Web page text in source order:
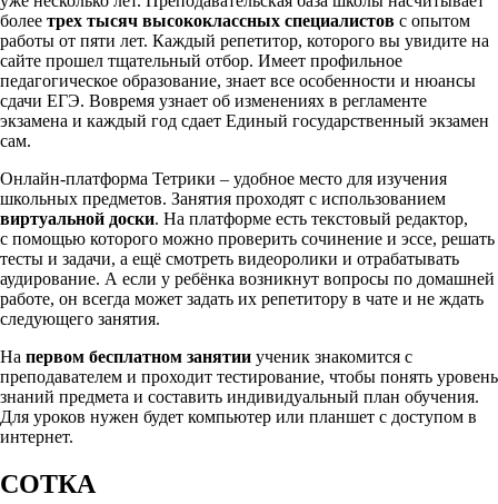
более трех тысяч высококлассных специалистов с опытом
работы от пяти лет. Каждый репетитор, которого вы увидите на
сайте прошел тщательный отбор. Имеет профильное
педагогическое образование, знает все особенности и нюансы
сдачи ЕГЭ. Вовремя узнает об изменениях в регламенте
экзамена и каждый год сдает Единый государственный экзамен
сам.
Онлайн-платформа Тетрики – удобное место для изучения
школьных предметов. Занятия проходят с использованием
виртуальной доски. На платформе есть текстовый редактор,
с помощью которого можно проверить сочинение и эссе, решать
тесты и задачи, а ещё смотреть видеоролики и отрабатывать
аудирование. А если у ребёнка возникнут вопросы по домашней
работе, он всегда может задать их репетитору в чате и не ждать
следующего занятия.
На первом бесплатном занятии ученик знакомится с
преподавателем и проходит тестирование, чтобы понять уровень
знаний предмета и составить индивидуальный план обучения.
Для уроков нужен будет компьютер или планшет с доступом в
интернет.
СОТКА